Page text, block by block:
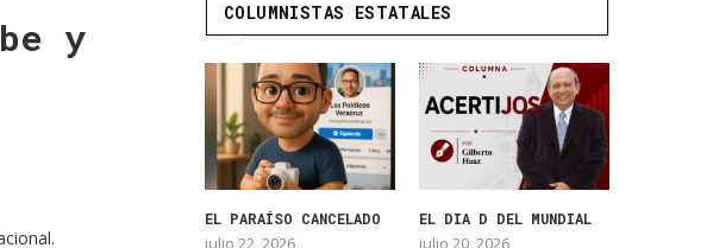
y
COLUMNISTAS ESTATALES
EL PARAÍSO CANCELADO
julio 22, 2026
EL DIA D DEL MUNDIAL
julio 20, 2026